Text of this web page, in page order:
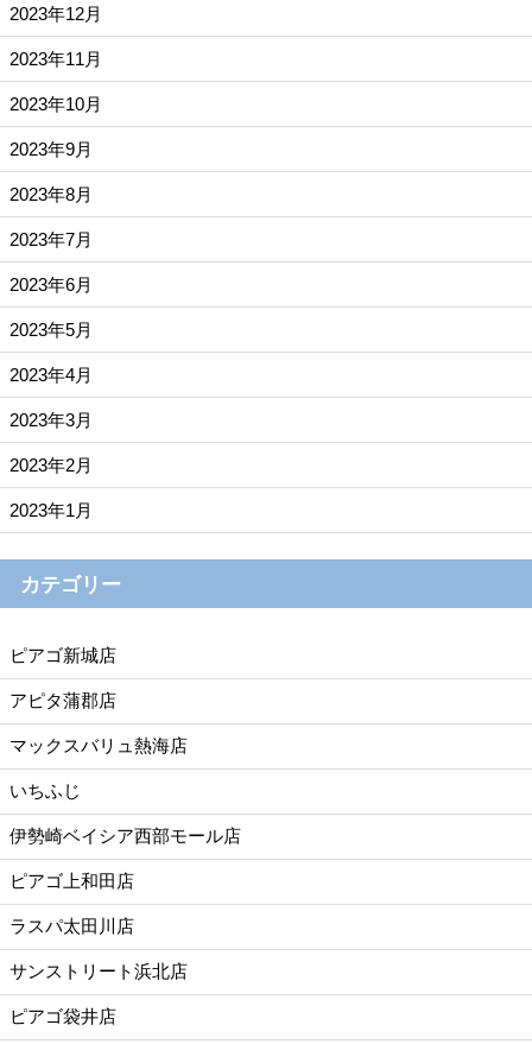
2023年12月
2023年11月
2023年10月
2023年9月
2023年8月
2023年7月
2023年6月
2023年5月
2023年4月
2023年3月
2023年2月
2023年1月
カテゴリー
ピアゴ新城店
アピタ蒲郡店
マックスバリュ熱海店
いちふじ
伊勢崎ベイシア西部モール店
ピアゴ上和田店
ラスパ太田川店
サンストリート浜北店
ピアゴ袋井店